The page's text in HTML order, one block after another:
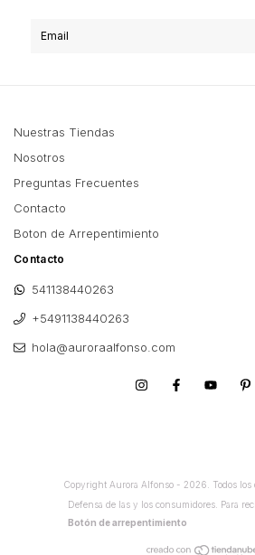
Nuestras Tiendas
Nosotros
Preguntas Frecuentes
Contacto
Boton de Arrepentimiento
Contacto
541138440263
+5491138440263
hola@auroraalfonso.com
Copyright Aurora Alfonso - 2026. Todos los
Defensa de las y los consumidores. Para
Botón de arrepentimiento